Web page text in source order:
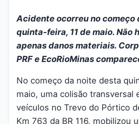
Acidente ocorreu no começo
quinta-feira, 11 de maio. Não
apenas danos materiais.
PRF e EcoRioMinas
No começo da noite desta
maio, uma colisão transversal
veículos no Trevo do Pórtico
Km 763 da BR 116, mobilizou